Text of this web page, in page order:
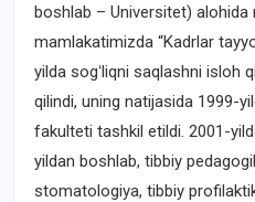
boshlab – Universitet) alohida
mamlakatimizda “Kadrlar
yilda sogʻliqni saqlashni isloh
qilindi, uning natijasida 1999-
fakulteti tashkil etildi. 2001-
yildan boshlab, tibbiy
stomatologiya, tibbiy